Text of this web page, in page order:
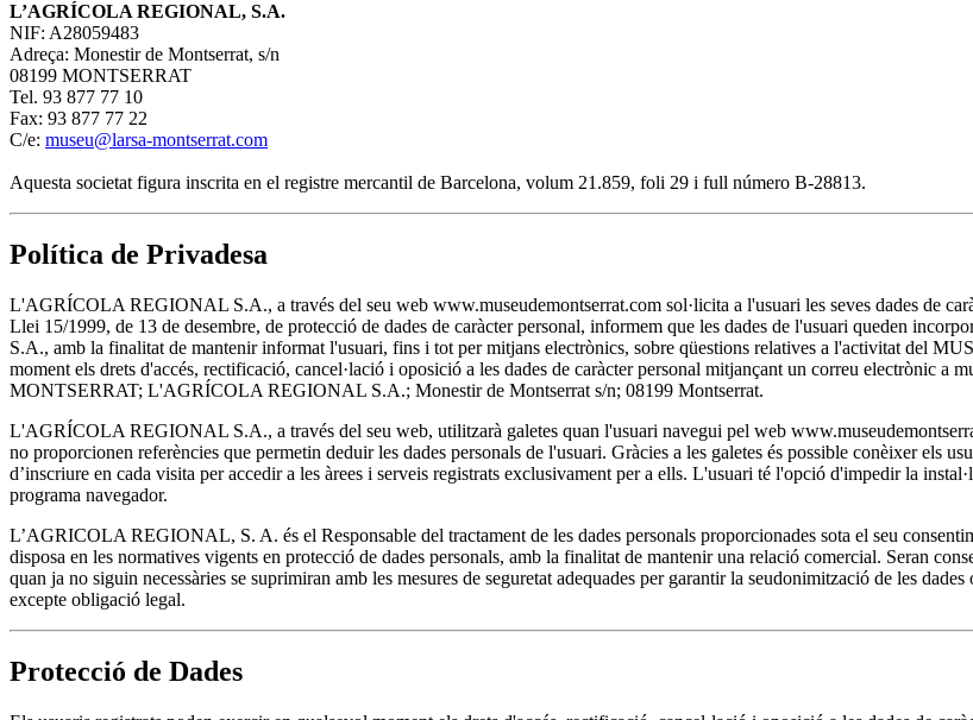
L’AGRÍCOLA REGIONAL, S.A.
NIF: A28059483
Adreça: Monestir de Montserrat, s/n
08199 MONTSERRAT
Tel. 93 877 77 10
Fax: 93 877 77 22
C/e: museu@larsa-montserrat.com
Aquesta societat figura inscrita en el registre mercantil de Barcelona, volum 21.859, foli 29 i full número B-28813.
Política de Privadesa
L'AGRÍCOLA REGIONAL S.A., a través del seu web www.museudemontserrat.com sol·licita a l'usuari les seves dades de
Llei 15/1999, de 13 de desembre, de protecció de dades de caràcter personal, informem que les dades de l'usuari queden
S.A., amb la finalitat de mantenir informat l'usuari, fins i tot per mitjans electrònics, sobre qüestions relatives a l'activitat del
moment els drets d'accés, rectificació, cancel·lació i oposició a les dades de caràcter personal mitjançant un correu electrònic
MONTSERRAT; L'AGRÍCOLA REGIONAL S.A.; Monestir de Montserrat s/n; 08199 Montserrat.
L'AGRÍCOLA REGIONAL S.A., a través del seu web, utilitzarà galetes quan l'usuari navegui pel web
no proporcionen referències que permetin deduir les dades personals de l'usuari. Gràcies a les galetes és possible conèixer els
d’inscriure en cada visita per accedir a les àrees i serveis registrats exclusivament per a ells. L'usuari té l'opció d'impedir la
programa navegador.
L’AGRICOLA REGIONAL, S. A. és el Responsable del tractament de les dades personals proporcionades sota el seu
disposa en les normatives vigents en protecció de dades personals, amb la finalitat de mantenir una relació comercial. Seran
quan ja no siguin necessàries se suprimiran amb les mesures de seguretat adequades per garantir la seudonimització de les
excepte obligació legal.
Protecció de Dades